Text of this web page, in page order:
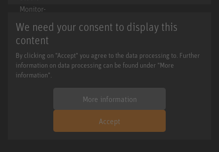
We need your consent to display this
content
By clicking on "Accept" you agree to the data processing to. Further
information on data processing can be found under "More
information".
More information
Accept